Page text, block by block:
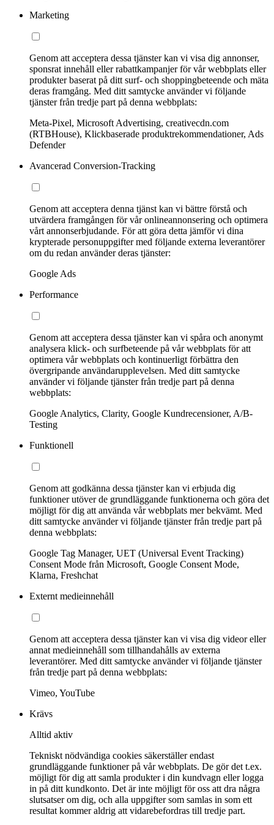
Marketing
Genom att acceptera dessa tjänster kan vi visa dig annonser,
sponsrat innehåll eller rabattkampanjer för vår webbplats eller
produkter baserat på ditt surf- och shoppingbeteende och mäta
deras framgång. Med ditt samtycke använder vi följande
tjänster från tredje part på denna webbplats:
Meta-Pixel, Microsoft Advertising, creativecdn.com
(RTBHouse), Klickbaserade produktrekommendationer, Ads
Defender
Avancerad Conversion-Tracking
Genom att acceptera denna tjänst kan vi bättre förstå och
utvärdera framgången för vår onlineannonsering och optimera
vårt annonserbjudande. För att göra detta jämför vi dina
krypterade personuppgifter med följande externa leverantörer
om du redan använder deras tjänster:
Google Ads
Performance
Genom att acceptera dessa tjänster kan vi spåra och anonymt
analysera klick- och surfbeteende på vår webbplats för att
optimera vår webbplats och kontinuerligt förbättra den
övergripande användarupplevelsen. Med ditt samtycke
använder vi följande tjänster från tredje part på denna
webbplats:
Google Analytics, Clarity, Google Kundrecensioner, A/B-
Testing
Funktionell
Genom att godkänna dessa tjänster kan vi erbjuda dig
funktioner utöver de grundläggande funktionerna och göra det
möjligt för dig att använda vår webbplats mer bekvämt. Med
ditt samtycke använder vi följande tjänster från tredje part på
denna webbplats:
Google Tag Manager, UET (Universal Event Tracking)
Consent Mode från Microsoft, Google Consent Mode,
Klarna, Freshchat
Externt medieinnehåll
Genom att acceptera dessa tjänster kan vi visa dig videor eller
annat medieinnehåll som tillhandahålls av externa
leverantörer. Med ditt samtycke använder vi följande tjänster
från tredje part på denna webbplats:
Vimeo, YouTube
Krävs
Alltid aktiv
Tekniskt nödvändiga cookies säkerställer endast
grundläggande funktioner på vår webbplats. De gör det t.ex.
möjligt för dig att samla produkter i din kundvagn eller logga
in på ditt kundkonto. Det är inte möjligt för oss att dra några
slutsatser om dig, och alla uppgifter som samlas in som ett
resultat kommer aldrig att vidarebefordras till tredje part.